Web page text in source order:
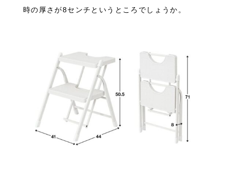
時の厚さが8センチというところでしょうか。